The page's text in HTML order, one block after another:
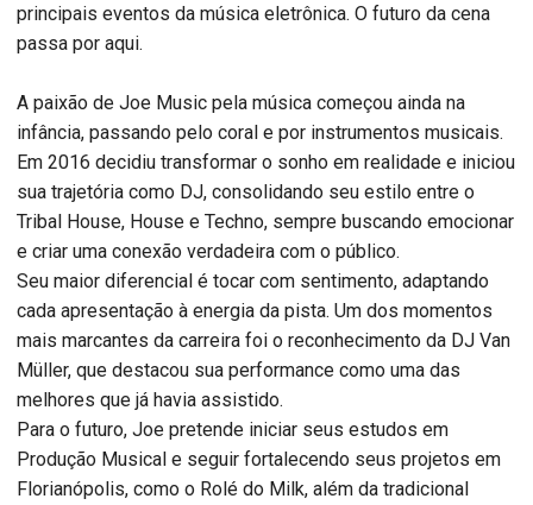
principais eventos da música eletrônica. O futuro da cena
passa por aqui.
A paixão de Joe Music pela música começou ainda na
infância, passando pelo coral e por instrumentos musicais.
Em 2016 decidiu transformar o sonho em realidade e iniciou
sua trajetória como DJ, consolidando seu estilo entre o
Tribal House, House e Techno, sempre buscando emocionar
e criar uma conexão verdadeira com o público.
Seu maior diferencial é tocar com sentimento, adaptando
cada apresentação à energia da pista. Um dos momentos
mais marcantes da carreira foi o reconhecimento da DJ Van
Müller, que destacou sua performance como uma das
melhores que já havia assistido.
Para o futuro, Joe pretende iniciar seus estudos em
Produção Musical e seguir fortalecendo seus projetos em
Florianópolis, como o Rolé do Milk, além da tradicional